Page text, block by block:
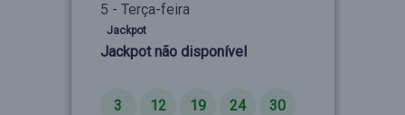
5 - Terça-feira
Jackpot
Jackpot não disponível
3 12 19 24 30